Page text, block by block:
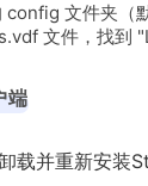
config 文件夹（
文件，找到
端
载并重新安装